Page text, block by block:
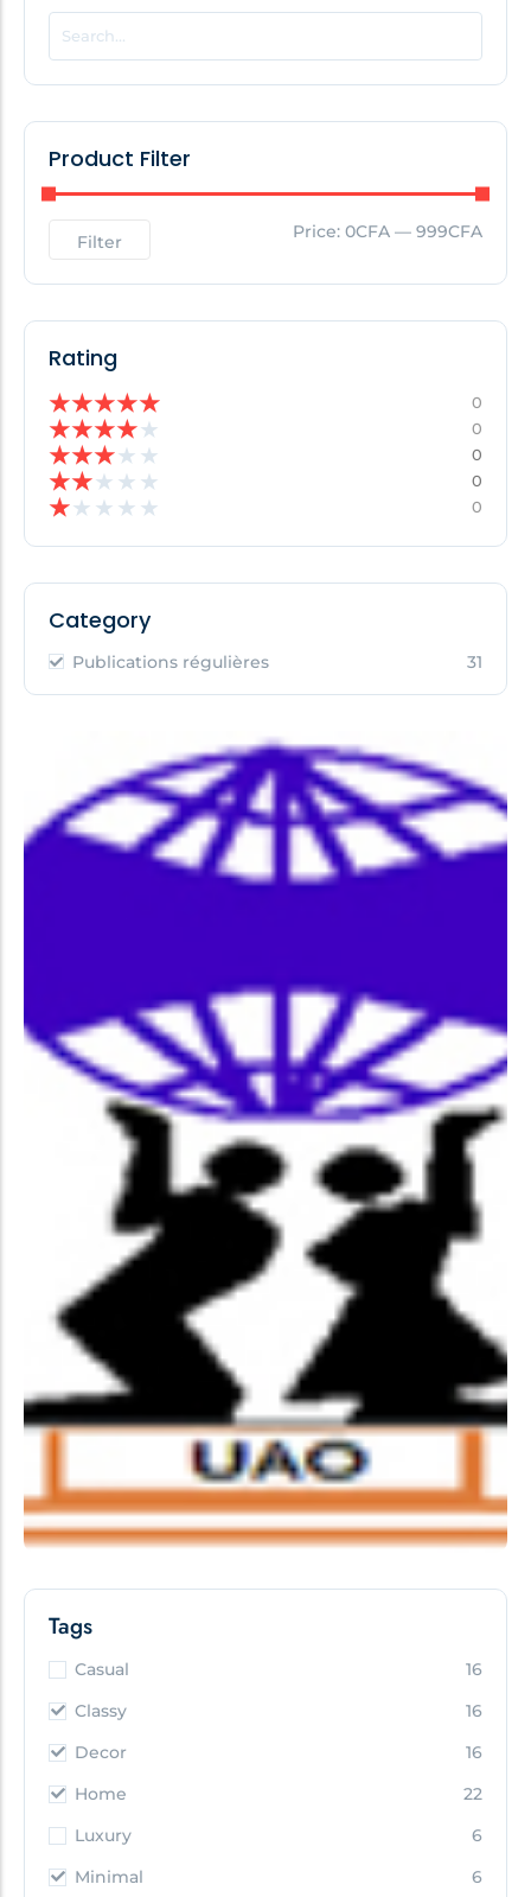
POPULAR THIS WEEK
No Posts Found!
No Posts Found!
Product Filter
Filter Price: 0CFA — 999CFA
Rating
★★★★★ 0
★★★★★ 0
★★★★ ★ 0
★★★ ★ ★ 0
★★ ★ ★ ★ 0
Category
Publications régulières 31
Tags
Casual
16
Classy
16
Decor
16
Home
22
Luxury
6
Minimal
6